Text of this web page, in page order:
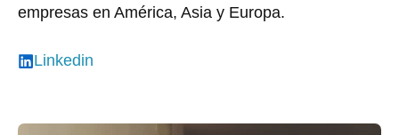
empresas en América, Asia y Europa.
Linkedin